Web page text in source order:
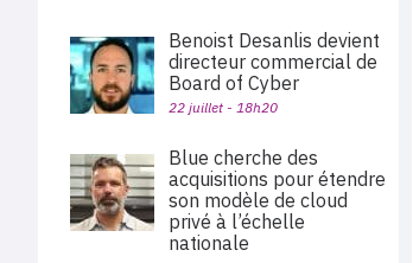
Benoist Desanlis devient
directeur commercial de
Board of Cyber
22 juillet - 18h20
Blue cherche des
acquisitions pour étendre
son modèle de cloud
privé à l’échelle
nationale